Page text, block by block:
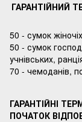
ГАРАНТІЙНИЙ
50 - сумок
50 - сумок
учнівських,
70 - чемоданів,
ГАРАНТІЙНІ
ПОЧАТОК